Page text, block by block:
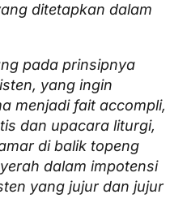
ditetapkan dalam
pada prinsipnya
yang ingin
menjadi fait accompli,
dan upacara liturgi,
di balik topeng
dalam impotensi
yang jujur dan jujur
RU
PL
ZH
JA